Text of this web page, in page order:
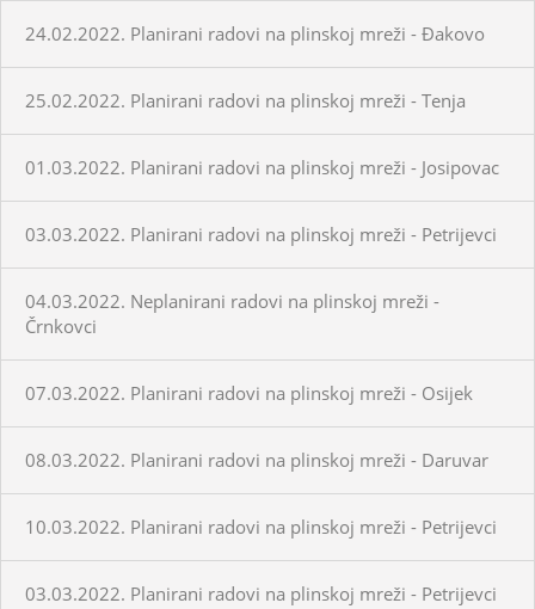
24.02.2022. Planirani radovi na plinskoj mreži - Đakovo
25.02.2022. Planirani radovi na plinskoj mreži - Tenja
01.03.2022. Planirani radovi na plinskoj mreži - Josipovac
03.03.2022. Planirani radovi na plinskoj mreži - Petrijevci
04.03.2022. Neplanirani radovi na plinskoj mreži -
Črnkovci
07.03.2022. Planirani radovi na plinskoj mreži - Osijek
08.03.2022. Planirani radovi na plinskoj mreži - Daruvar
10.03.2022. Planirani radovi na plinskoj mreži - Petrijevci
03.03.2022. Planirani radovi na plinskoj mreži - Petrijevci